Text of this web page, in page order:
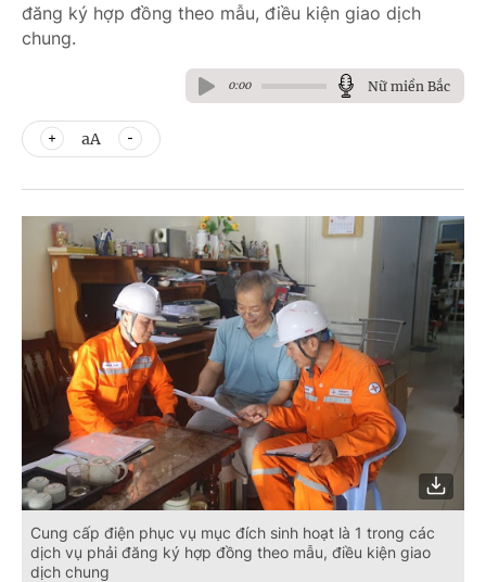
đăng ký hợp đồng theo mẫu, điều kiện giao dịch
chung.
0:00 Nữ miền Bắc
aA
Cung cấp điện phục vụ mục đích sinh hoạt là 1 trong các
dịch vụ phải đăng ký hợp đồng theo mẫu, điều kiện giao
dịch chung